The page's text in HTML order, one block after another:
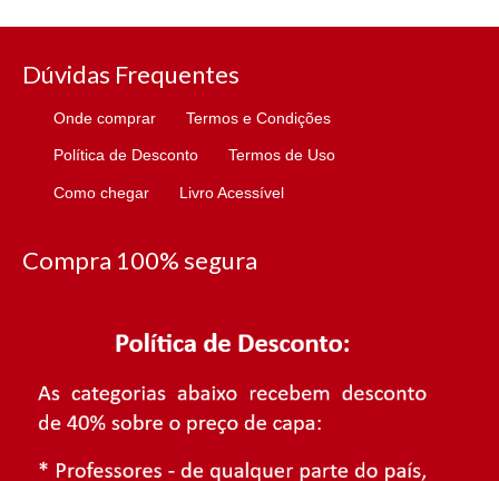
Dúvidas Frequentes
Onde comprar Termos e Condições
Política de Desconto Termos de Uso
Como chegar Livro Acessível
Compra 100% segura